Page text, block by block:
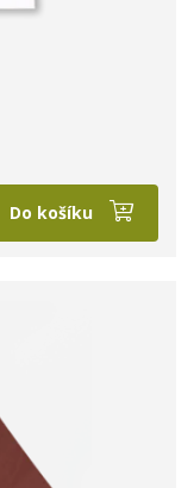
Do košíku